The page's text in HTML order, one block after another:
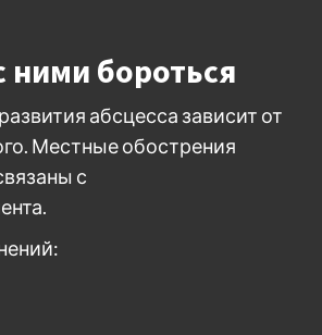
ними бороться
абсцесса зависит от
Местные обострения
с